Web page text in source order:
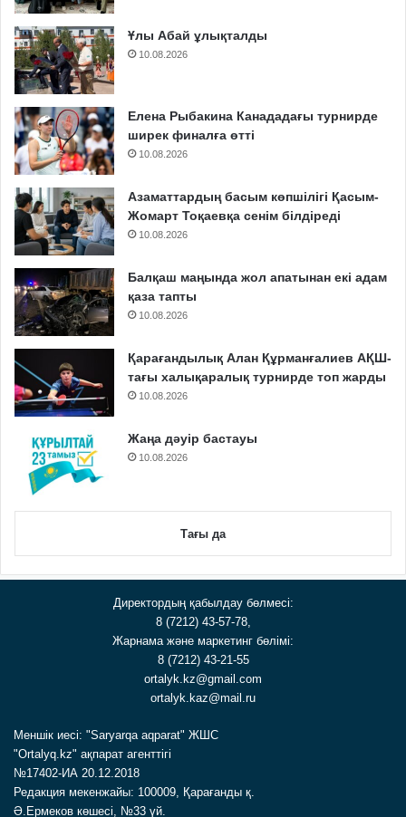
Ұлы Абай ұлықталды
10.08.2026
Елена Рыбакина Канададағы турнирде
ширек финалға өтті
10.08.2026
Азаматтардың басым көпшілігі Қасым-
Жомарт Тоқаевқа сенім білдіреді
10.08.2026
Балқаш маңында жол апатынан екі адам
қаза тапты
10.08.2026
Қарағандылық Алан Құрманғалиев АҚШ-
тағы халықаралық турнирде топ жарды
10.08.2026
Жаңа дәуір бастауы
10.08.2026
Тағы да
Директордың қабылдау бөлмесі:
8 (7212) 43-57-78,
Жарнама және маркетинг бөлімі:
8 (7212) 43-21-55
ortalyk.kz@gmail.com
ortalyk.kaz@mail.ru
Меншік иесі: "Saryarqa aqparat" ЖШС
"Ortalyq.kz" ақпарат агенттігі
№17402-ИА 20.12.2018
Редакция мекенжайы: 100009, Қарағанды қ.
Ә.Ермеков көшесі, №33 үй.